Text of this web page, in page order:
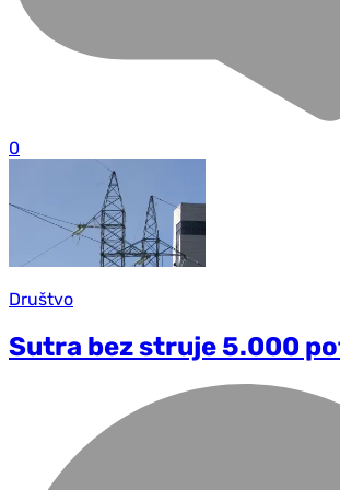
0
Društvo
Sutra bez struje 5.000